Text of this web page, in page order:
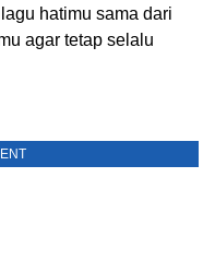
hatimu sama dari
agar tetap selalu